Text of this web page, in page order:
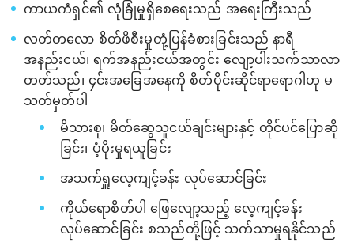
ကာယကံရှင်၏ လုံခြုံမှုရှိစေရေးသည် အရေးကြီးသည်
လတ်တလော စိတ်ဖိစီးမှုတုံ့ပြန်ခံစားခြင်းသည် နာရီ
အနည်းငယ်၊ ရက်အနည်းငယ်အတွင်း လျော့ပါးသက်သာလာ
တတ်သည်၊ ၄င်းအခြေအနေကို စိတ်ပိုင်းဆိုင်ရာရောဂါဟု မ
သတ်မှတ်ပါ
မိသားစု၊ မိတ်ဆွေသူငယ်ချင်းများနှင့် တိုင်ပင်ပြောဆို
ခြင်း၊ ပံ့ပိုးမှုရယူခြင်း
အသက်ရှူလေ့ကျင့်ခန်း လုပ်ဆောင်ခြင်း
ကိုယ်ရောစိတ်ပါ ဖြေလျော့သည့် လေ့ကျင့်ခန်း
လုပ်ဆောင်ခြင်း စသည်တို့ဖြင့် သက်သာမှုရနိုင်သည်